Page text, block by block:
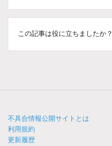
この記事は役に立ちましたか？
不具合情報公開サイトとは
利用規約
更新履歴